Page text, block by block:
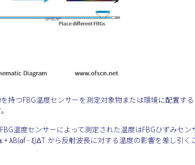
持つFBG温度センサーを測定対象物または環境に配置する
温度センサーによって測定された温度はFBGひずみセン
λB(αf - ξ)ΔT から反射波長に対する温度の影響を差し引く